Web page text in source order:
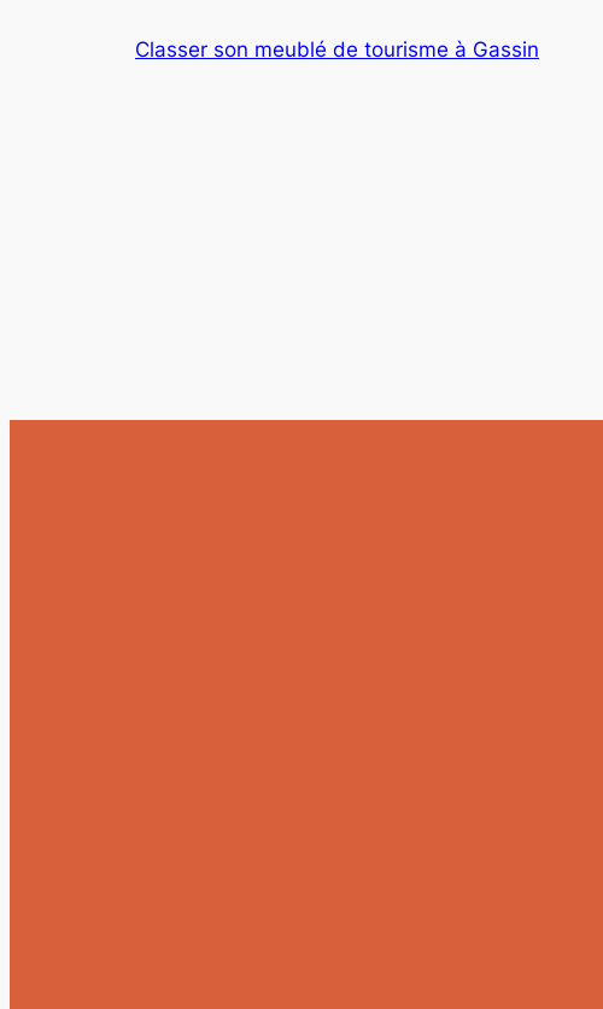
Classer son meublé de tourisme à Gassin